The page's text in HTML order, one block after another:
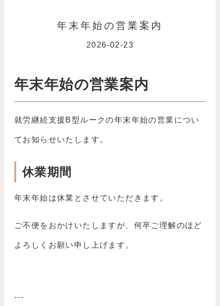
年末年始の営業案内
2026-02-23
年末年始の営業案内
就労継続支援B型ルークの年末年始の営業につい
てお知らせいたします。
休業期間
年末年始は休業とさせていただきます。
ご不便をおかけいたしますが、何卒ご理解のほど
よろしくお願い申し上げます。
---